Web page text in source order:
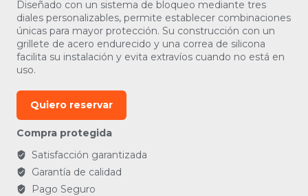
Diseñado con un sistema de bloqueo mediante tres
diales personalizables, permite establecer combinaciones
únicas para mayor protección. Su construcción con un
grillete de acero endurecido y una correa de silicona
facilita su instalación y evita extravíos cuando no está en
uso.
Quiero reservar
Compra protegida
Satisfacción garantizada
Garantía de calidad
Pago Seguro